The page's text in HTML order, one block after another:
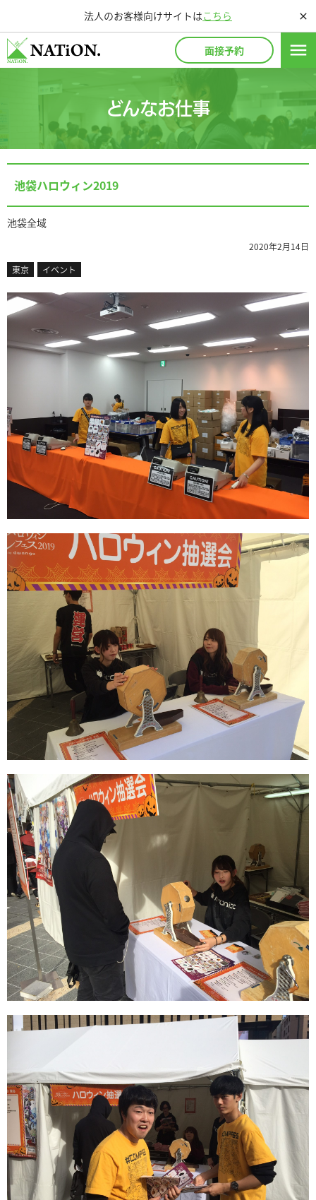
法人のお客様向けサイトはこちら close
面接予約 menu
どんなお仕事
池袋ハロウィン2019
池袋全域
2020年2月14日
東京
イベント